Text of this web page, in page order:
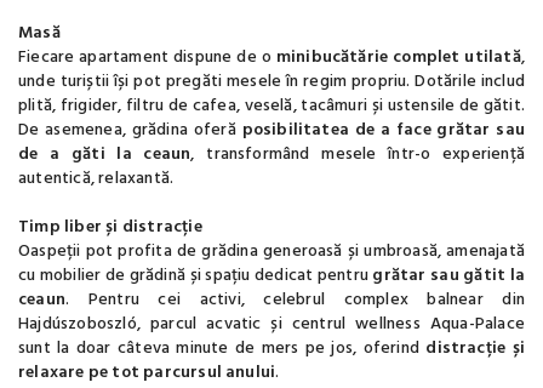
Masă
Fiecare apartament dispune de o minibucătărie complet utilată,
unde turiștii își pot pregăti mesele în regim propriu. Dotările includ
plită, frigider, filtru de cafea, veselă, tacâmuri și ustensile de gătit.
De asemenea, grădina oferă posibilitatea de a face grătar sau
de a găti la ceaun, transformând mesele într-o experiență
autentică, relaxantă.
Timp liber și distracție
Oaspeții pot profita de grădina generoasă și umbroasă, amenajată
cu mobilier de grădină și spațiu dedicat pentrugrătar sau gătit la
ceaun. Pentru cei activi, celebrul complex balnear din
Hajdúszoboszló, parcul acvatic și centrul wellness Aqua-Palace
sunt la doar câteva minute de mers pe jos, oferind distracție și
relaxare pe tot parcursul anului.